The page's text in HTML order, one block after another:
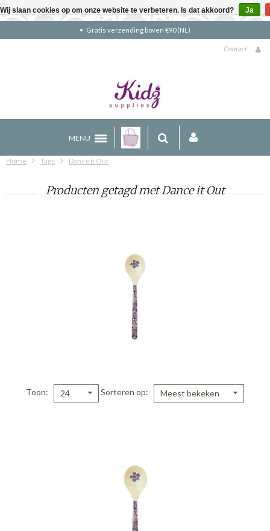
Gratis verzending boven €90 (NL)
Contact
MENU
Home Tags Dance it Out
Producten getagd met Dance it Out
Toon 24 Sorteren op Meest bekeken
Wij slaan cookies op om onze website te verbeteren. Is dat akkoord? Ja